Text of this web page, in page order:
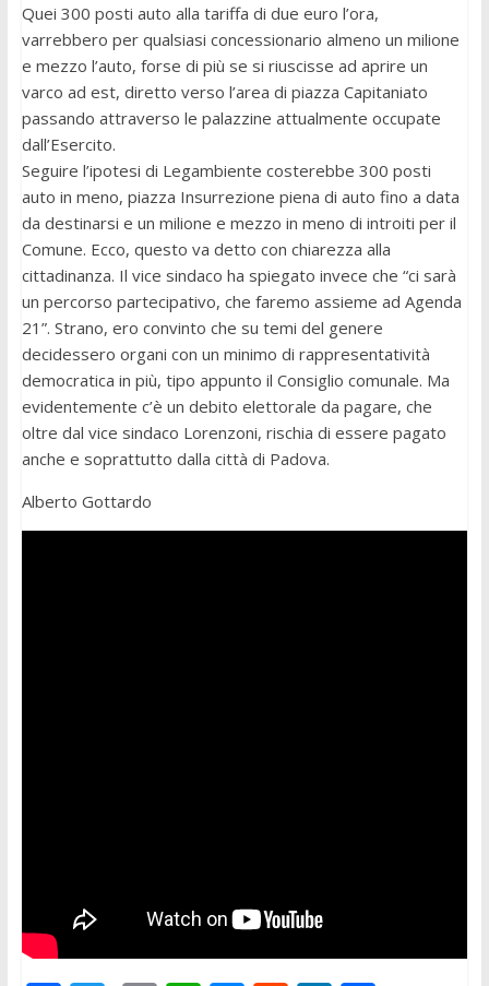
Quei 300 posti auto alla tariffa di due euro l’ora,
varrebbero per qualsiasi concessionario almeno un milione
e mezzo l’auto, forse di più se si riuscisse ad aprire un
varco ad est, diretto verso l’area di piazza Capitaniato
passando attraverso le palazzine attualmente occupate
dall’Esercito.
Seguire l’ipotesi di Legambiente costerebbe 300 posti
auto in meno, piazza Insurrezione piena di auto fino a data
da destinarsi e un milione e mezzo in meno di introiti per il
Comune. Ecco, questo va detto con chiarezza alla
cittadinanza. Il vice sindaco ha spiegato invece che “ci sarà
un percorso partecipativo, che faremo assieme ad Agenda
21”. Strano, ero convinto che su temi del genere
decidessero organi con un minimo di rappresentatività
democratica in più, tipo appunto il Consiglio comunale. Ma
evidentemente c’è un debito elettorale da pagare, che
oltre dal vice sindaco Lorenzoni, rischia di essere pagato
anche e soprattutto dalla città di Padova.
Alberto Gottardo